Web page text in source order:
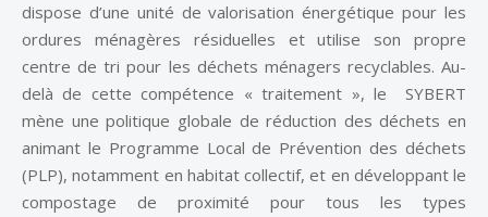
dispose d’une unité de valorisation énergétique pour les
ordures ménagères résiduelles et utilise son propre
centre de tri pour les déchets ménagers recyclables. Au-
delà de cette compétence « traitement », le SYBERT
mène une politique globale de réduction des déchets en
animant le Programme Local de Prévention des déchets
(PLP), notamment en habitat collectif, et en développant le
compostage de proximité pour tous les types